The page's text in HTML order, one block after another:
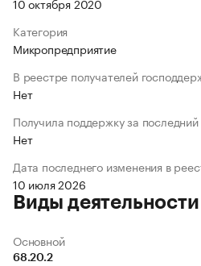
10 октября 2020
Категория
Микропредприятие
В реестре получателей
Нет
Получила поддержку за последний
Нет
Дата последнего изменения в
10 июля 2026
Виды деятельности
Основной
68.20.2